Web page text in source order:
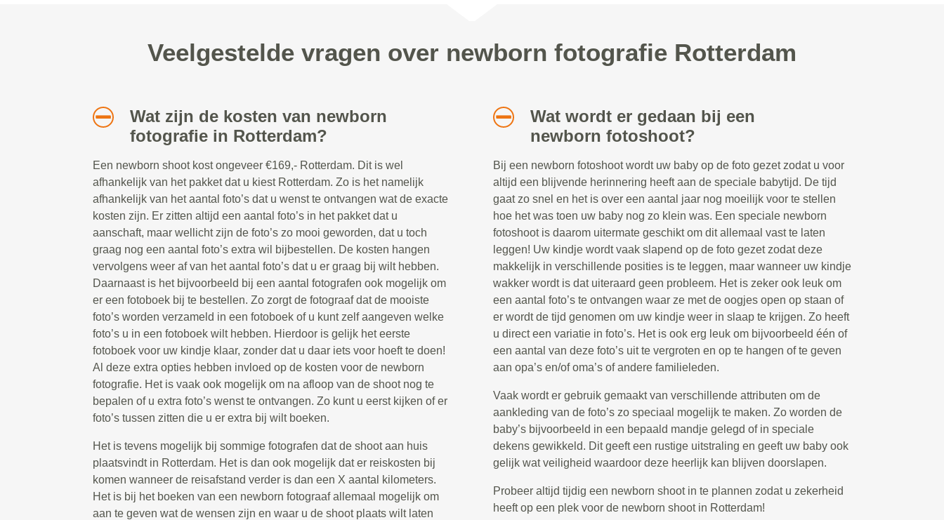
Veelgestelde vragen over newborn fotografie Rotterdam
Wat zijn de kosten van newborn
fotografie in Rotterdam?
Een newborn shoot kost ongeveer €169,- Rotterdam. Dit is wel
afhankelijk van het pakket dat u kiest Rotterdam. Zo is het namelijk
afhankelijk van het aantal foto’s dat u wenst te ontvangen wat de exacte
kosten zijn. Er zitten altijd een aantal foto’s in het pakket dat u
aanschaft, maar wellicht zijn de foto’s zo mooi geworden, dat u toch
graag nog een aantal foto’s extra wil bijbestellen. De kosten hangen
vervolgens weer af van het aantal foto’s dat u er graag bij wilt hebben.
Daarnaast is het bijvoorbeeld bij een aantal fotografen ook mogelijk om
er een fotoboek bij te bestellen. Zo zorgt de fotograaf dat de mooiste
foto’s worden verzameld in een fotoboek of u kunt zelf aangeven welke
foto’s u in een fotoboek wilt hebben. Hierdoor is gelijk het eerste
fotoboek voor uw kindje klaar, zonder dat u daar iets voor hoeft te doen!
Al deze extra opties hebben invloed op de kosten voor de newborn
fotografie. Het is vaak ook mogelijk om na afloop van de shoot nog te
bepalen of u extra foto’s wenst te ontvangen. Zo kunt u eerst kijken of er
foto’s tussen zitten die u er extra bij wilt boeken.
Het is tevens mogelijk bij sommige fotografen dat de shoot aan huis
plaatsvindt in Rotterdam. Het is dan ook mogelijk dat er reiskosten bij
komen wanneer de reisafstand verder is dan een X aantal kilometers.
Het is bij het boeken van een newborn fotograaf allemaal mogelijk om
aan te geven wat de wensen zijn en waar u de shoot plaats wilt laten
Wat wordt er gedaan bij een
newborn fotoshoot?
Bij een newborn fotoshoot wordt uw baby op de foto gezet zodat u voor
altijd een blijvende herinnering heeft aan de speciale babytijd. De tijd
gaat zo snel en het is over een aantal jaar nog moeilijk voor te stellen
hoe het was toen uw baby nog zo klein was. Een speciale newborn
fotoshoot is daarom uitermate geschikt om dit allemaal vast te laten
leggen! Uw kindje wordt vaak slapend op de foto gezet zodat deze
makkelijk in verschillende posities is te leggen, maar wanneer uw kindje
wakker wordt is dat uiteraard geen probleem. Het is zeker ook leuk om
een aantal foto’s te ontvangen waar ze met de oogjes open op staan of
er wordt de tijd genomen om uw kindje weer in slaap te krijgen. Zo heeft
u direct een variatie in foto’s. Het is ook erg leuk om bijvoorbeeld één of
een aantal van deze foto’s uit te vergroten en op te hangen of te geven
aan opa’s en/of oma’s of andere familieleden.
Vaak wordt er gebruik gemaakt van verschillende attributen om de
aankleding van de foto’s zo speciaal mogelijk te maken. Zo worden de
baby’s bijvoorbeeld in een bepaald mandje gelegd of in speciale
dekens gewikkeld. Dit geeft een rustige uitstraling en geeft uw baby ook
gelijk wat veiligheid waardoor deze heerlijk kan blijven doorslapen.
Probeer altijd tijdig een newborn shoot in te plannen zodat u zekerheid
heeft op een plek voor de newborn shoot in Rotterdam!